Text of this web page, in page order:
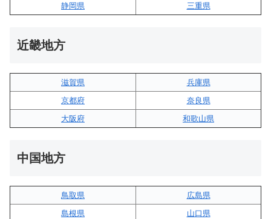
静岡県
三重県
近畿地方
滋賀県
兵庫県
京都府
奈良県
大阪府
和歌山県
中国地方
鳥取県
広島県
島根県
山口県